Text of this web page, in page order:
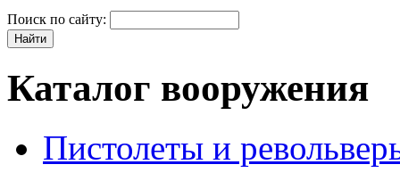
Поиск по сайту:
Каталог вооружения
Пистолеты и